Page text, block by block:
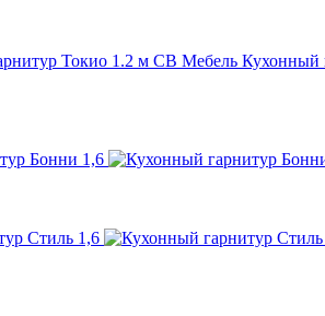
СВ Мебель Кухонный